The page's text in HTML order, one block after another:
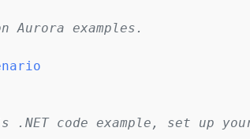
Aurora examples.
.NET code example, set up